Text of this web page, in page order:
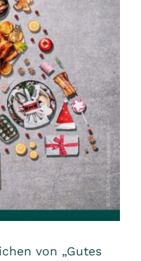
von
Landwirtschaft“
von „Gutes